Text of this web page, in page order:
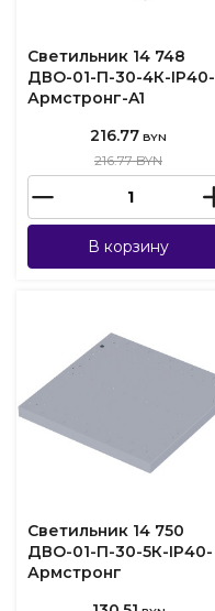
Светильник 14 748
ДВО-01-П-30-4К-IP40-
Армстронг-A1
216.77 BYN
216.77 BYN
В корзину
Светильник 14 750
ДВО-01-П-30-5К-IP40-
Армстронг